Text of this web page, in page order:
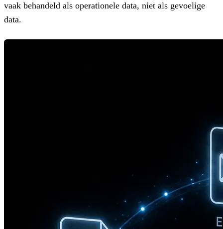
vaak behandeld als operationele data, niet als gevoelige
data.